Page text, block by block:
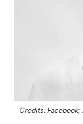
Credits: Facebook;